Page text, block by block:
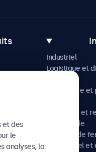
Industriel
Logistique et
Commerce et
Hôtellerie et
Automobile
Chemins de
Audiovisuel
et des
le
analyses, la